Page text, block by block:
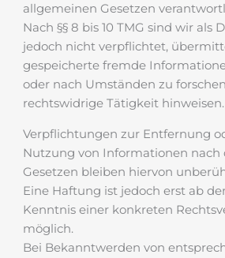
allgemeinen Gesetzen
Nach §§ 8 bis 10 TMG sind wir als
jedoch nicht verpflichtet,
gespeicherte fremde
oder nach Umständen zu
rechtswidrige Tätigkeit hinweisen.
Verpflichtungen zur Entfernung
Nutzung von Informationen nach
Gesetzen bleiben hiervon
Eine Haftung ist jedoch erst ab
Kenntnis einer konkreten
möglich.
Bei Bekanntwerden von